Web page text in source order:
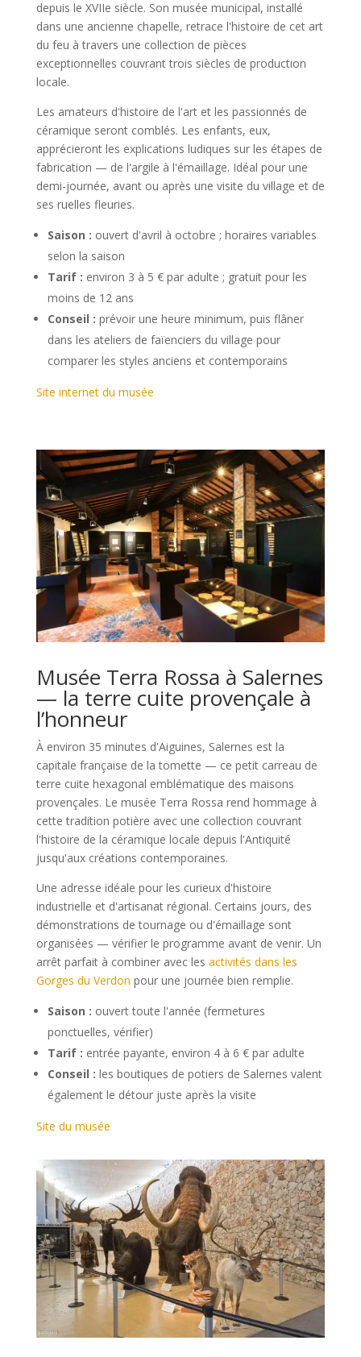
depuis le XVIIe siècle. Son musée municipal, installé
dans une ancienne chapelle, retrace l'histoire de cet art
du feu à travers une collection de pièces
exceptionnelles couvrant trois siècles de production
locale.
Les amateurs d'histoire de l'art et les passionnés de
céramique seront comblés. Les enfants, eux,
apprécieront les explications ludiques sur les étapes de
fabrication — de l'argile à l'émaillage. Idéal pour une
demi-journée, avant ou après une visite du village et de
ses ruelles fleuries.
Saison : ouvert d'avril à octobre ; horaires variables
selon la saison
Tarif : environ 3 à 5 € par adulte ; gratuit pour les
moins de 12 ans
Conseil : prévoir une heure minimum, puis flâner
dans les ateliers de faïenciers du village pour
comparer les styles anciens et contemporains
Site internet du musée
Musée Terra Rossa à Salernes
— la terre cuite provençale à
l’honneur
À environ 35 minutes d'Aiguines, Salernes est la
capitale française de la tomette — ce petit carreau de
terre cuite hexagonal emblématique des maisons
provençales. Le musée Terra Rossa rend hommage à
cette tradition potière avec une collection couvrant
l'histoire de la céramique locale depuis l'Antiquité
jusqu'aux créations contemporaines.
Une adresse idéale pour les curieux d'histoire
industrielle et d'artisanat régional. Certains jours, des
démonstrations de tournage ou d'émaillage sont
organisées — vérifier le programme avant de venir. Un
arrêt parfait à combiner avec les activités dans les
Gorges du Verdon pour une journée bien remplie.
Saison : ouvert toute l'année (fermetures
ponctuelles, vérifier)
Tarif : entrée payante, environ 4 à 6 € par adulte
Conseil : les boutiques de potiers de Salernes valent
également le détour juste après la visite
Site du musée